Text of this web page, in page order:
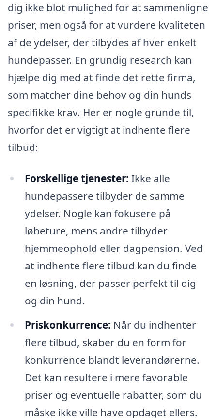
dig ikke blot mulighed for at sammenligne
priser, men også for at vurdere kvaliteten
af de ydelser, der tilbydes af hver enkelt
hundepasser. En grundig research kan
hjælpe dig med at finde det rette firma,
som matcher dine behov og din hunds
specifikke krav. Her er nogle grunde til,
hvorfor det er vigtigt at indhente flere
tilbud:
Forskellige tjenester: Ikke alle
hundepassere tilbyder de samme
ydelser. Nogle kan fokusere på
løbeture, mens andre tilbyder
hjemmeophold eller dagpension. Ved
at indhente flere tilbud kan du finde
en løsning, der passer perfekt til dig
og din hund.
Priskonkurrence: Når du indhenter
flere tilbud, skaber du en form for
konkurrence blandt leverandørerne.
Det kan resultere i mere favorable
priser og eventuelle rabatter, som du
måske ikke ville have opdaget ellers.